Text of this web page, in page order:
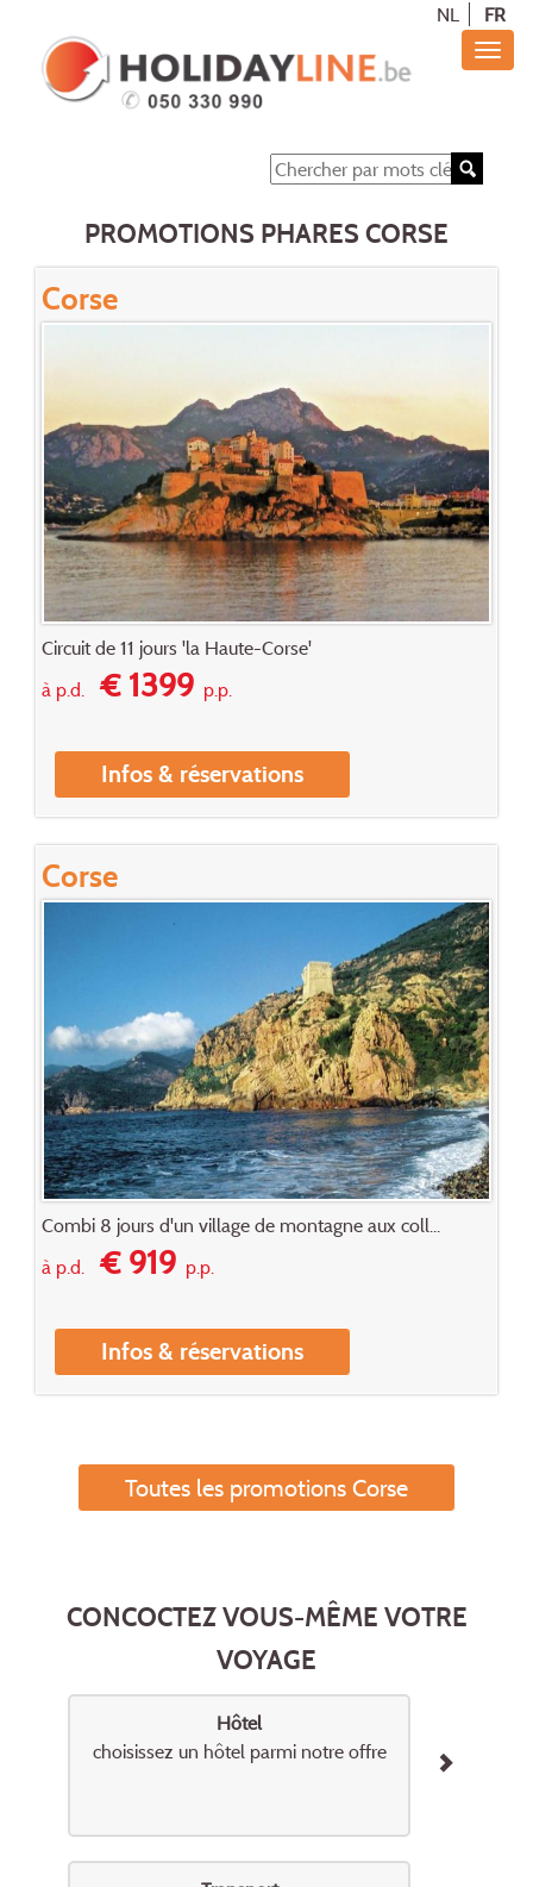
NL FR
PROMOTIONS PHARES CORSE
Corse
Circuit de 11 jours 'la Haute-Corse'
à p.d.€ 1399p.p.
Infos & réservations
Corse
Combi 8 jours d'un village de montagne aux coll...
à p.d.€ 919p.p.
Infos & réservations
Toutes les promotions Corse
CONCOCTEZ VOUS-MÊME VOTRE
VOYAGE
Hôtel
choisissez un hôtel parmi notre offre